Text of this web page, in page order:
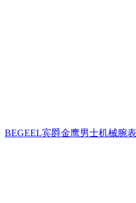
BEGEEL宾爵金鹰男士机械腕表